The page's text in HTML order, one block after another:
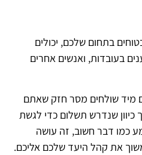
בתחום שלכם, יכולים
בעובדות, ואנשים אחרים
מיד שולחים מסר חזק שאתם
כיוון שנדרש תשלום כדי לגשת
כמו דבר חשוב, זה עושה
את קהל היעד שלכם אליכם.